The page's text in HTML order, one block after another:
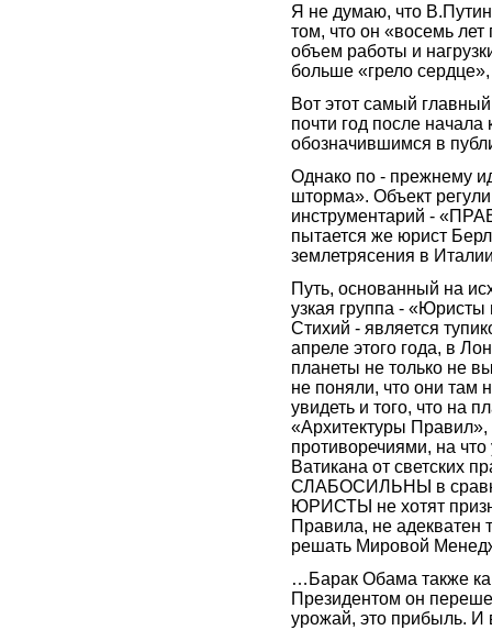
Я не думаю, что В.Путин
том, что он «восемь лет
объем работы и
больше «грело
Вот этот самый
почти год после начала
обозначившимся в
Однако по - прежнему
шторма». Объект
инструментарий -
пытается же юрист
землетрясения в
Путь, основанный на
узкая группа -
Стихий - является
апреле этого года, в
планеты не только не
не поняли, что они там
увидеть и того, что на
«Архитектуры
противоречиями, на
Ватикана от светских
СЛАБОСИЛЬНЫ в
ЮРИСТЫ не хотят
Правила, не адекватен
решать Мировой
…Барак Обама также
Президентом он
урожай, это прибыль.